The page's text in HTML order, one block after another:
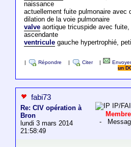
naissance
actuellement fuite pulmonaire avec
dilation de la voie pulmonaire
valveaortique tricuspide avec fuite,
ascendante
ventriculegauche hypertrophié,
Répondre Citer
un
fabi73
Re: CIV opération à
Bron
lundi 3 mars 2014
21:58:49
IP/
-